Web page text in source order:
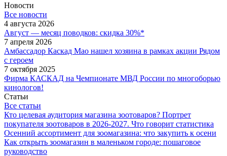
Новости
Все новости
4 августа 2026
Август — месяц поводков: скидка 30%*
7 апреля 2026
Амбассадор Каскад Мао нашел хозяина в рамках акции Рядом
с героем
7 октября 2025
Фирма КАСКАД на Чемпионате МВД России по многоборью
кинологов!
Статьи
Все статьи
Кто целевая аудитория магазина зоотоваров? Портрет
покупателя зоотоваров в 2026-2027. Что говорит статистика
Осенний ассортимент для зоомагазина: что закупить к осени
Как открыть зоомагазин в маленьком городе: пошаговое
руководство